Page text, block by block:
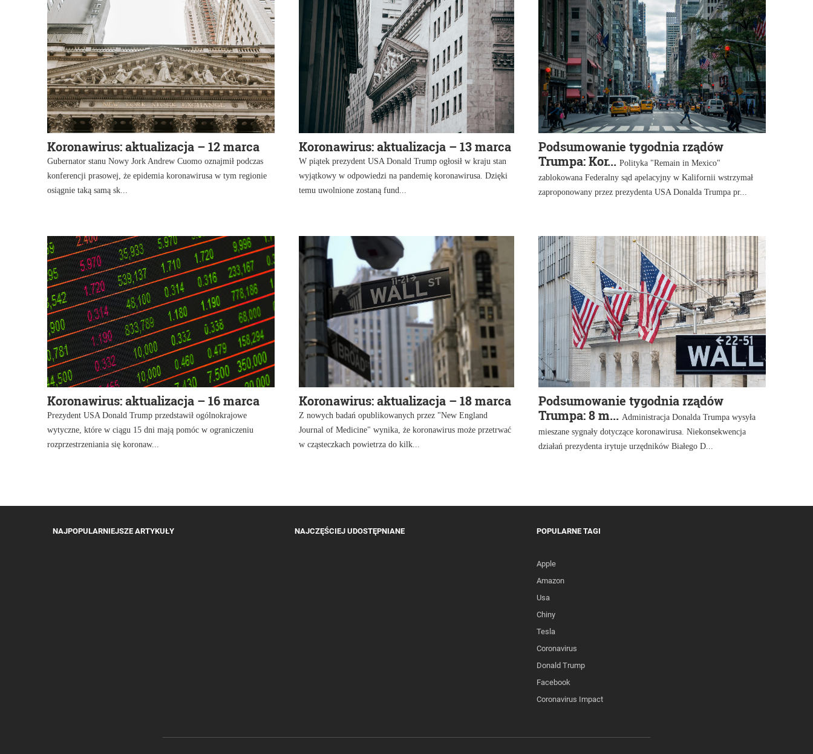
Koronawirus: aktualizacja – 12 marca
Gubernator stanu Nowy Jork Andrew Cuomo oznajmił podczas
konferencji prasowej, że epidemia koronawirusa w tym regionie
osiągnie taką samą sk...
Koronawirus: aktualizacja – 13 marca
W piątek prezydent USA Donald Trump ogłosił w kraju stan
wyjątkowy w odpowiedzi na pandemię koronawirusa. Dzięki
temu uwolnione zostaną fund...
Podsumowanie tygodnia rządów
Trumpa: Kor... Polityka "Remain in Mexico"
zablokowana Federalny sąd apelacyjny w Kalifornii wstrzymał
zaproponowany przez prezydenta USA Donalda Trumpa pr...
Koronawirus: aktualizacja – 16 marca
Prezydent USA Donald Trump przedstawił ogólnokrajowe
wytyczne, które w ciągu 15 dni mają pomóc w ograniczeniu
rozprzestrzeniania się koronaw...
Koronawirus: aktualizacja – 18 marca
Z nowych badań opublikowanych przez "New England
Journal of Medicine" wynika, że koronawirus może przetrwać
w cząsteczkach powietrza do kilk...
Podsumowanie tygodnia rządów
Trumpa: 8 m... Administracja Donalda Trumpa wysyła
mieszane sygnały dotyczące koronawirusa. Niekonsekwencja
działań prezydenta irytuje urzędników Białego D...
NAJPOPULARNIEJSZE ARTYKUŁY NAJCZĘŚCIEJ UDOSTĘPNIANE POPULARNE TAGI
Apple
Amazon
Usa
Chiny
Tesla
Coronavirus
Donald Trump
Facebook
Coronavirus Impact